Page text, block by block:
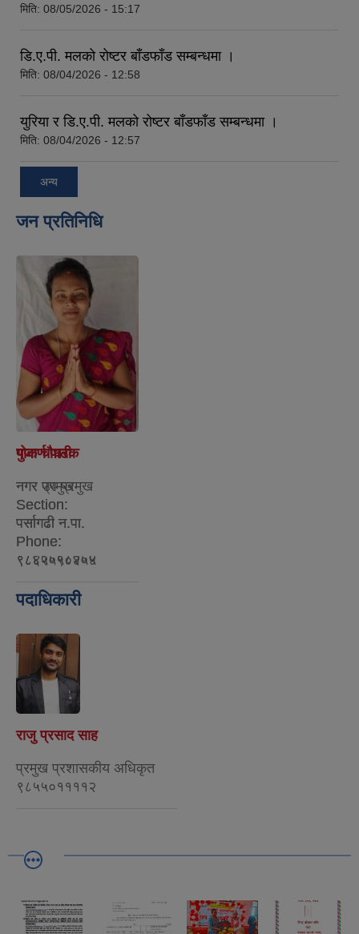
मिति: 08/05/2026 - 15:17
डि.ए.पी. मलको रोष्टर बाँडफाँड सम्बन्धमा ।
मिति: 08/04/2026 - 12:58
युरिया र डि.ए.पी. मलको रोष्टर बाँडफाँड सम्बन्धमा ।
मिति: 08/04/2026 - 12:57
अन्य
जन प्रतिनिधि
गोकर्ण पाठक
नगर प्रमुख
Section:
पर्सागढी न.पा.
Phone:
९८४५५५८४०५
पुजा चौधरी
नगर उप प्रमुख
Section:
पर्सागढी न.पा.
Phone:
९८६२०९०२५४
पदाधिकारी
राजु प्रसाद साह
प्रमुख प्रशासकीय अधिकृत
९८५५०११११२